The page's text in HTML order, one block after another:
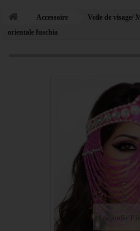
Accessoire Voile de visage/
orientale fuschia
Agrandir